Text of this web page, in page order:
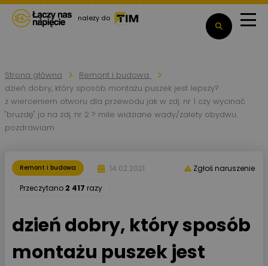
należy do
Strona główna
Remont i budowa
dzień dobry, który sposób montażu puszek jest lepszy?
z wierceniem otworu dla przewodu jak w zdj. nr 1 czy wycinać
"bruzdę" ja na zdj. nr 2 ? mile widziane wady/zalety obydwu.
pozdrawiam
Remont i budowa
14.02.2021
Przeczytano 2 417 razy
Zgłoś naruszenie
dzień dobry, który sposób
montażu puszek jest